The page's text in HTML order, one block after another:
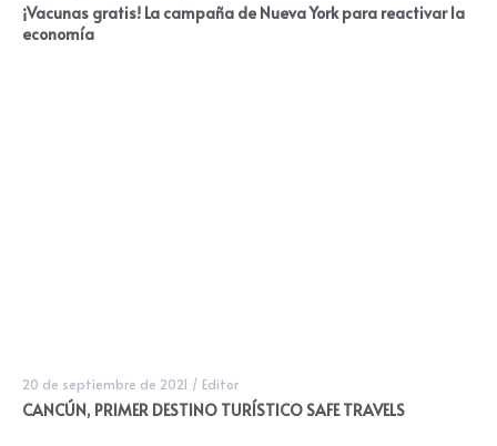
¡Vacunas gratis! La campaña de Nueva York para reactivar la
economía
20 de septiembre de 2021 / Editor
CANCÚN, PRIMER DESTINO TURÍSTICO SAFE TRAVELS